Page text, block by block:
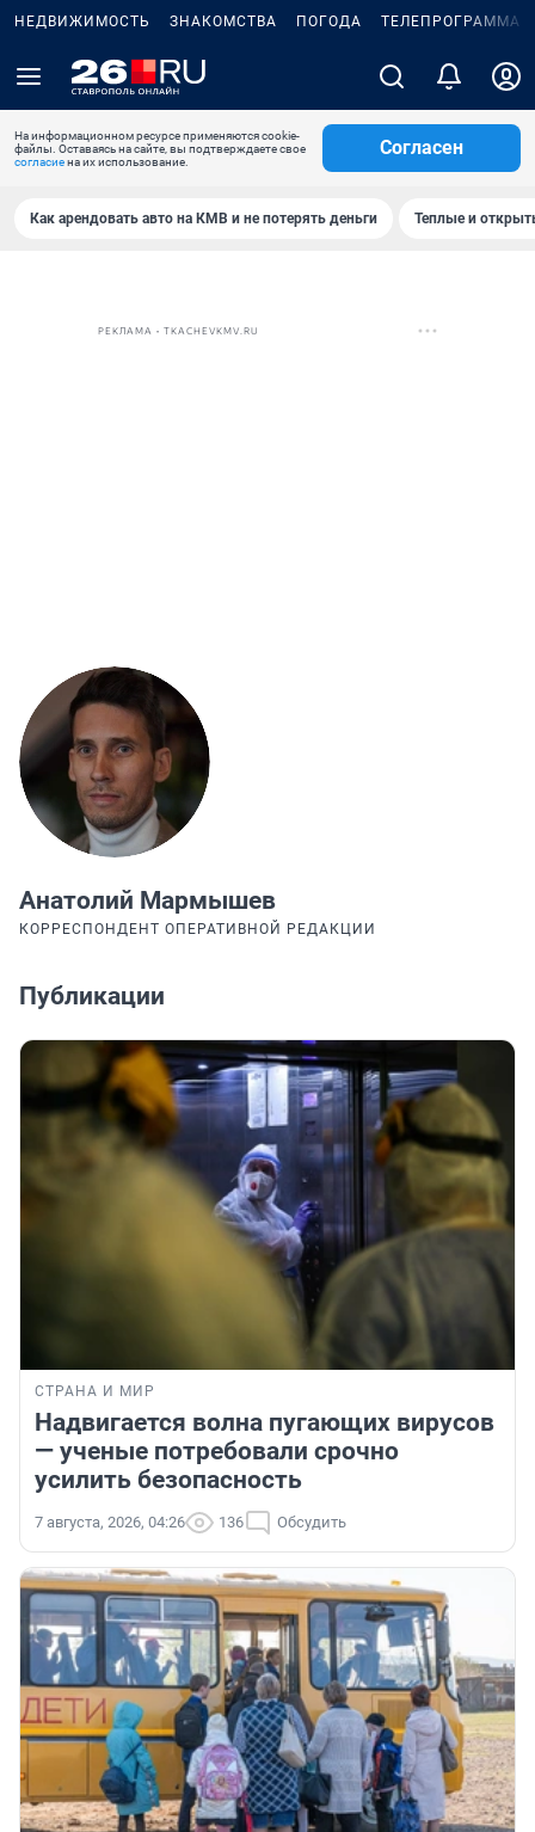
НЕДВИЖИМОСТЬ ЗНАКОМСТВА ПОГОДА ТЕЛЕПРОГРАММА
На информационном ресурсе применяются cookie-
файлы. Оставаясь на сайте, вы подтверждаете свое
согласиена их использование.
Согласен
Как арендовать авто на КМВ и не потерять деньги Теплые и
РЕКЛАМА • TKACHEVKMV.RU
Анатолий Мармышев
КОРРЕСПОНДЕНТ ОПЕРАТИВНОЙ РЕДАКЦИИ
Публикации
СТРАНА И МИР
Надвигается волна пугающих вирусов
— ученые потребовали срочно
усилить безопасность
7 августа, 2026, 04:26 136 Обсудить